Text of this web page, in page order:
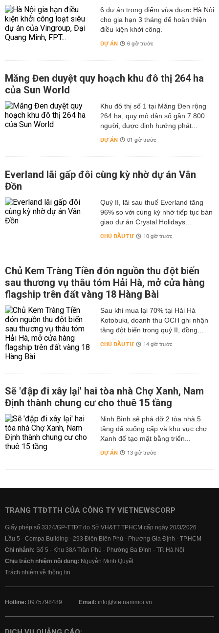
6 dự án trọng điểm vừa được Hà Nội
cho gia hạn 3 tháng để hoàn thiện
điều kiện khởi công.
DỰ ÁN 6 giờ trước
Măng Đen duyệt quy hoạch khu đô thị 264 ha
của Sun World
Khu đô thị số 1 tại Măng Đen rộng
264 ha, quy mô dân số gần 7.800
người, được định hướng phát...
DỰ ÁN 01 giờ trước
Everland lãi gấp đôi cùng kỳ nhờ dự án Vân
Đồn
Quý II, lãi sau thuế Everland tăng
96% so với cùng kỳ nhờ tiếp tục bàn
giao dự án Crystal Holidays...
CHỦ ĐẦU TƯ 10 giờ trước
Chủ Kem Tràng Tiền đón nguồn thu đột biến
sau thương vụ thâu tóm Hải Hà, mở cửa hàng
flagship trên đất vàng 18 Hàng Bài
Sau khi mua lại 70% tại Hải Hà
Kotobuki, doanh thu OCH ghi nhận
tăng đột biến trong quý II, đồng...
CHỦ ĐẦU TƯ 14 giờ trước
Sẽ 'đập đi xây lại' hai tòa nhà Chợ Xanh, Nam
Định thành chung cư cho thuê 15 tầng
Ninh Bình sẽ phá dỡ 2 tòa nhà 5
tầng đã xuống cấp và khu vực chợ
Xanh để tạo mặt bằng triển...
DỰ ÁN 13 giờ trước
TRANG TTĐTTH CỦA CÔNG TY VIETNEWSCORP
Giấy phép số 3324/GP-TTĐT do Sở VH&TT TPHCM cấp ngày 20/3/2026
Lầu 5 - Compa Building - 293 Điện Biên Phủ - Phường Gia Định - TP.HCM
Chi nhánh: Số 5 - Khu 38A Trần Phú - Phường Ba Đình - TP. Hà Nội
Chịu trách nhiệm nội dung: Nguyễn Minh Quyết
Trách nhiệm về thông tin
Hotline: 0975798489 Email: info@vietnammoi.vn